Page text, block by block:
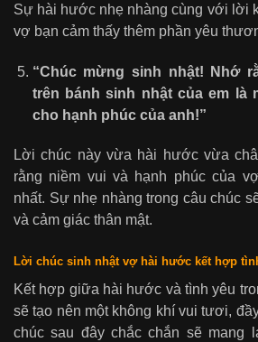
Sự hài hước nhẹ nhàng cùng với lời
vợ bạn cảm thấy thêm phần yêu
“Chúc mừng sinh nhật! Nhớ
trên bánh sinh nhật của em là
cho hạnh phúc của anh!”
Lời chúc này vừa hài hước vừa
rằng niềm vui và hạnh phúc của
nhất. Sự nhẹ nhàng trong câu chúc
và cảm giác thân mật.
Lời chúc sinh nhật vợ hài hước kết hợp
Kết hợp giữa hài hước và tình yêu
sẽ tạo nên một không khí vui tươi,
chúc sau đây chắc chắn sẽ mang